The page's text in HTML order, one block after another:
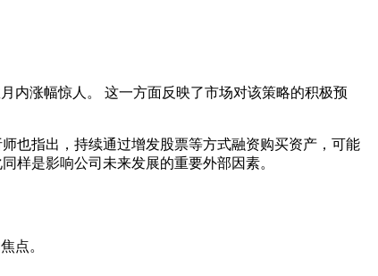
内涨幅惊人。 这一方面反映了市场对该策略的积极预
也指出，持续通过增发股票等方式融资购买资产，可能
样是影响公司未来发展的重要外部因素。
点。